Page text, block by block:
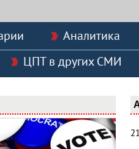
Аналитика
ЦПТ в других СМИ